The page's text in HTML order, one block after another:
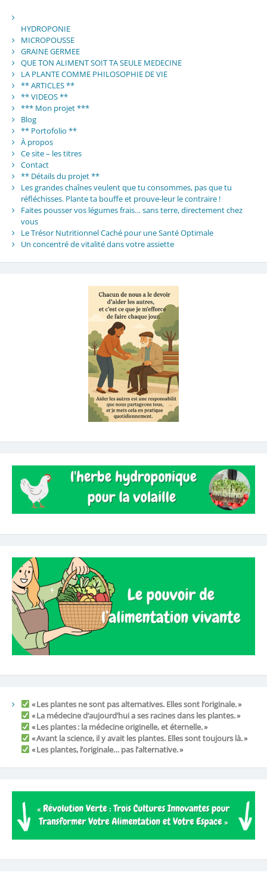
HYDROPONIE
MICROPOUSSE
GRAINE GERMEE
QUE TON ALIMENT SOIT TA SEULE MEDECINE
LA PLANTE COMME PHILOSOPHIE DE VIE
** ARTICLES **
** VIDEOS **
*** Mon projet ***
Blog
** Portofolio **
À propos
Ce site – les titres
Contact
** Détails du projet **
Les grandes chaînes veulent que tu consommes, pas que tu
réfléchisses. Plante ta bouffe et prouve-leur le contraire !
Faites pousser vos légumes frais… sans terre, directement chez
vous
Le Trésor Nutritionnel Caché pour une Santé Optimale
Un concentré de vitalité dans votre assiette
« Les plantes ne sont pas alternatives. Elles sont l’originale. »
« La médecine d’aujourd’hui a ses racines dans les plantes. »
« Les plantes : la médecine originelle, et éternelle. »
« Avant la science, il y avait les plantes. Elles sont toujours là. »
« Les plantes, l’originale… pas l’alternative. »